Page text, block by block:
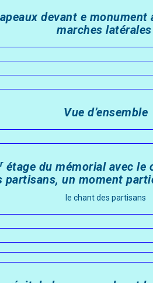
devant e monument
marches
Vue d’ensemble
étage du mémorial avec le
partisans, un moment
le chant des partisans